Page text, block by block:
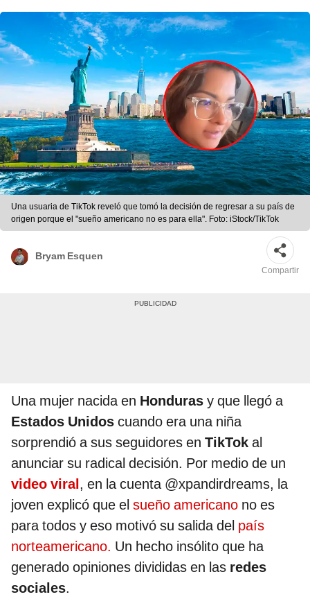
Una usuaria de TikTok reveló que tomó la decisión de regresar a su país de
origen porque el "sueño americano no es para ella". Foto: iStock/TikTok
Bryam Esquen
Compartir
Una mujer nacida en Honduras y que llegó a
Estados Unidos cuando era una niña
sorprendió a sus seguidores en TikTok al
anunciar su radical decisión. Por medio de un
video viral, en la cuenta @xpandirdreams, la
joven explicó que el sueño americano no es
para todos y eso motivó su salida del país
norteamericano. Un hecho insólito que ha
generado opiniones divididas en las redes
sociales.